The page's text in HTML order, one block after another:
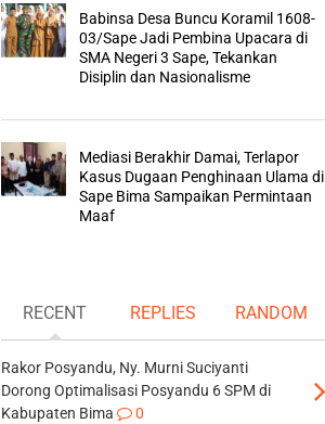
Babinsa Desa Buncu Koramil 1608-
03/Sape Jadi Pembina Upacara di
SMA Negeri 3 Sape, Tekankan
Disiplin dan Nasionalisme
Mediasi Berakhir Damai, Terlapor
Kasus Dugaan Penghinaan Ulama di
Sape Bima Sampaikan Permintaan
Maaf
RECENT REPLIES RANDOM
Rakor Posyandu, Ny. Murni Suciyanti
Dorong Optimalisasi Posyandu 6 SPM di
Kabupaten Bima
0